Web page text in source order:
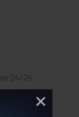
24/24